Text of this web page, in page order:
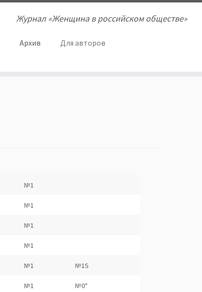
Журнал «Женщина в российском обществе»
Архив
Для авторов
№1
№1
№1
№1
№1 №1S
№1 №0*